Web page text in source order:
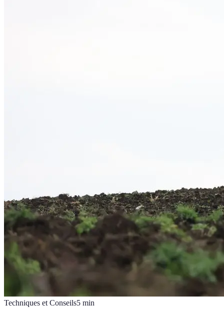
Techniques et Conseils5 min